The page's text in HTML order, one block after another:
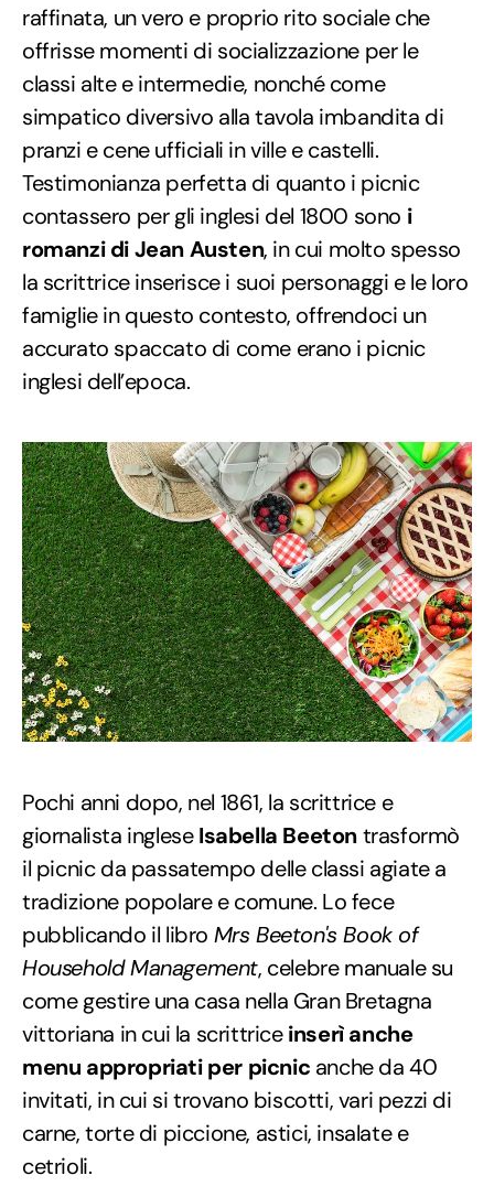
raffinata, un vero e proprio rito sociale che
offrisse momenti di socializzazione per le
classi alte e intermedie, nonché come
simpatico diversivo alla tavola imbandita di
pranzi e cene ufficiali in ville e castelli.
Testimonianza perfetta di quanto i picnic
contassero per gli inglesi del 1800 sono i
romanzi di Jean Austen, in cui molto spesso
la scrittrice inserisce i suoi personaggi e le loro
famiglie in questo contesto, offrendoci un
accurato spaccato di come erano i picnic
inglesi dell’epoca.
Pochi anni dopo, nel 1861, la scrittrice e
giornalista ingleseIsabella Beetontrasformò
il picnic da passatempo delle classi agiate a
tradizione popolare e comune. Lo fece
pubblicando il libro Mrs Beeton's Book of
Household Management, celebre manuale su
come gestire una casa nella Gran Bretagna
vittoriana in cui la scrittriceinserì anche
menu appropriati per picnic anche da 40
invitati, in cui si trovano biscotti, vari pezzi di
carne, torte di piccione, astici, insalate e
cetrioli.